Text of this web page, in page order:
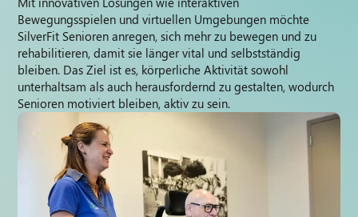
Bewegungsspielen und virtuellen Umgebungen möchte
SilverFit Senioren anregen, sich mehr zu bewegen und zu
rehabilitieren, damit sie länger vital und selbstständig
bleiben. Das Ziel ist es, körperliche Aktivität sowohl
unterhaltsam als auch herausfordernd zu gestalten, wodurch
Senioren motiviert bleiben, aktiv zu sein.